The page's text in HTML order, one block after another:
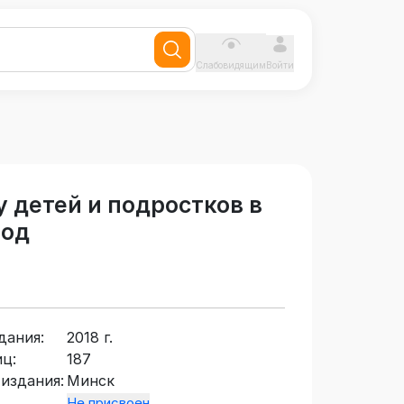
СлабовидящимВойти
и подростков в
2018 г.
187
Минск